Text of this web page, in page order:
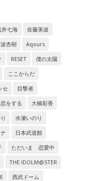
井七海
佐藤美波
杏樹
Aqours
RESET
僕の太陽
ここからだ
セ
目撃者
をする
大橋彩香
水瀬いのり
日本武道館
ただいま 恋愛中
THE IDOLM@STER
西武ドーム